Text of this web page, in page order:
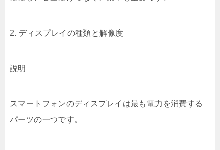
2. ディスプレイの種類と解像度
説明
スマートフォンのディスプレイは最も電力を消費する
パーツの一つです。